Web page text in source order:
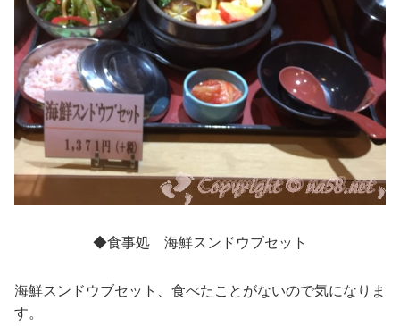
◆食事処 海鮮スンドウブセット
海鮮スンドウブセット、食べたことがないので気になりま
す。